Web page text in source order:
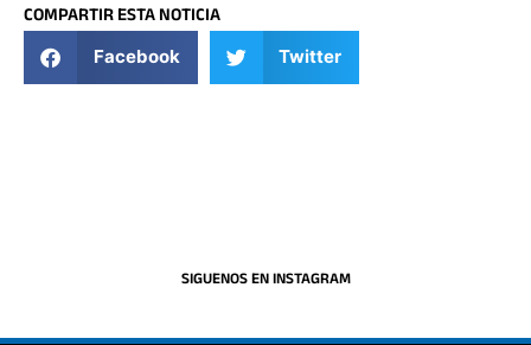
COMPARTIR ESTA NOTICIA
Facebook Twitter
SIGUENOS EN INSTAGRAM